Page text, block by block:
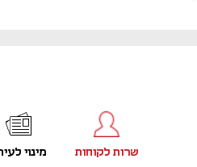
שרות לקוחות מינוי